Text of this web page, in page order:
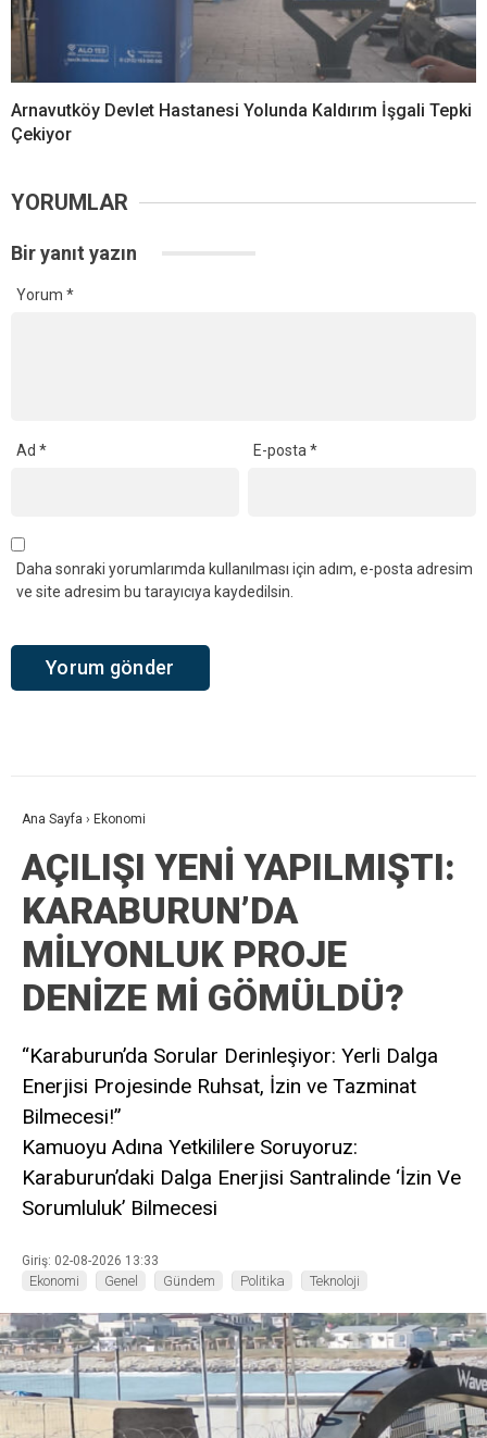
Arnavutköy Devlet Hastanesi Yolunda Kaldırım İşgali Tepki
Çekiyor
YORUMLAR
Bir yanıt yazın
Yorum *
Ad * E-posta*
Daha sonraki yorumlarımda kullanılması için adım, e-posta adresim
ve site adresim bu tarayıcıya kaydedilsin.
Ana Sayfa › Ekonomi
AÇILIŞI YENİ YAPILMIŞTI:
KARABURUN’DA
MİLYONLUK PROJE
DENİZE Mİ GÖMÜLDÜ?
“Karaburun’da Sorular Derinleşiyor: Yerli Dalga
Enerjisi Projesinde Ruhsat, İzin ve Tazminat
Bilmecesi!”
Kamuoyu Adına Yetkililere Soruyoruz:
Karaburun’daki Dalga Enerjisi Santralinde ‘İzin Ve
Sorumluluk’ Bilmecesi
Giriş: 02-08-2026 13:33
Ekonomi Genel Gündem Politika Teknoloji